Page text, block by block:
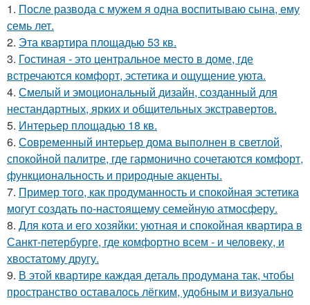
1. После развода с мужем я одна воспитываю сына, ему
семь лет.
2. Эта квартира площадью 53 кв.
3. Гостиная - это центральное место в доме, где
встречаются комфорт, эстетика и ощущение уюта.
4. Смелый и эмоциональный дизайн, созданный для
нестандартных, ярких и общительных экстравертов.
5. Интерьер площадью 18 кв.
6. Современный интерьер дома выполнен в светлой,
спокойной палитре, где гармонично сочетаются комфорт,
функциональность и природные акценты.
7. Пример того, как продуманность и спокойная эстетика
могут создать по-настоящему семейную атмосферу.
8. Для кота и его хозяйки: уютная и спокойная квартира в
Санкт-петербурге, где комфортно всем - и человеку, и
хвостатому другу.
9. В этой квартире каждая деталь продумана так, чтобы
пространство оставалось лёгким, удобным и визуально